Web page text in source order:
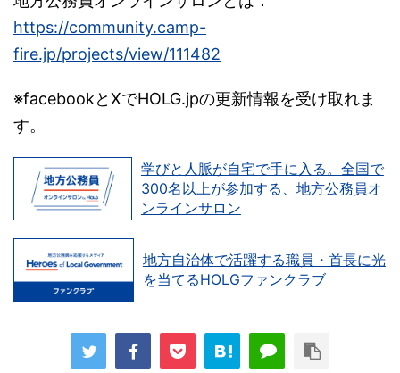
https://community.camp-
fire.jp/projects/view/111482
※facebookとXでHOLG.jpの更新情報を受け取れま
す。
学びと人脈が自宅で手に入る。全国で
300名以上が参加する、地方公務員オ
ンラインサロン
地方自治体で活躍する職員・首長に光
を当てるHOLGファンクラブ